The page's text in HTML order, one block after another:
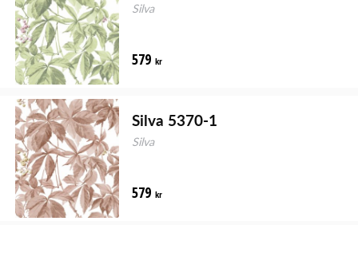
Silva
579 kr
Silva 5370-1
Silva
579 kr